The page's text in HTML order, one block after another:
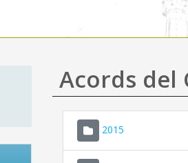
Acords del
2015